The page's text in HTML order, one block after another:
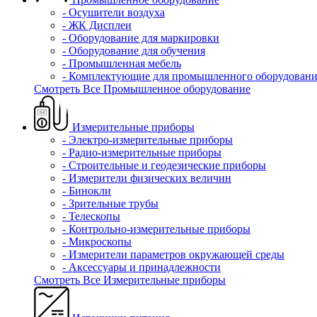
- Осушители воздуха
- ЖК Дисплеи
- Оборудование для маркировки
- Оборудование для обучения
- Промышленная мебель
- Комплектующие для промышленного
Смотреть Все Промышленное оборудование
Измерительные приборы
- Электро-измерительные приборы
- Радио-измерительные приборы
- Строительные и геодезические приборы
- Измерители физических величин
- Бинокли
- Зрительные трубы
- Телескопы
- Контрольно-измерительные приборы
- Микроскопы
- Измерители параметров окружающей среды
- Аксессуары и принадлежности
Смотреть Все Измерительные приборы